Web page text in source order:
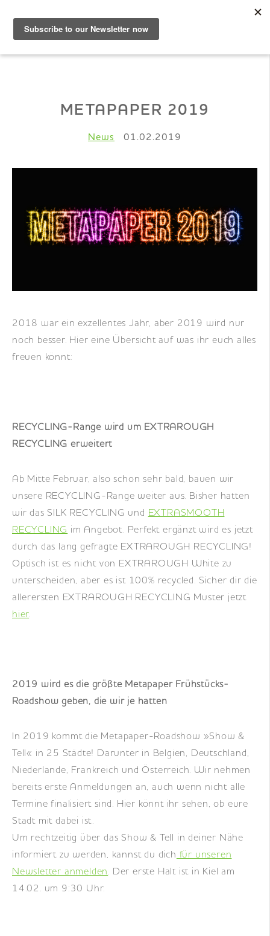
Papiere
Production
Wissen
METAPAPER 2019
News 01.02.2019
2018 war ein exzellentes Jahr, aber 2019 wird nur
noch besser. Hier eine Übersicht auf was ihr euch alles
freuen könnt:
RECYCLING-Range wird um EXTRAROUGH
RECYCLING erweitert
Ab Mitte Februar, also schon sehr bald, bauen wir
unsere RECYCLING-Range weiter aus. Bisher hatten
wir das SILK RECYCLING und EXTRASMOOTH
RECYCLING im Angebot. Perfekt ergänzt wird es jetzt
durch das lang gefragte EXTRAROUGH RECYCLING!
Optisch ist es nicht von EXTRAROUGH White zu
unterscheiden, aber es ist 100% recycled. Sicher dir die
allerersten EXTRAROUGH RECYCLING Muster jetzt
hier.
2019 wird es die größte Metapaper Frühstücks-
Roadshow geben, die wir je hatten
In 2019 kommt die Metapaper-Roadshow »Show &
Tell« in 25 Städte! Darunter in Belgien, Deutschland,
Niederlande, Frankreich und Österreich. Wir nehmen
bereits erste Anmeldungen an, auch wenn nicht alle
Termine finalisiert sind. Hier könnt ihr sehen, ob eure
Stadt mit dabei ist.
Um rechtzeitig über das Show & Tell in deiner Nähe
informiert zu werden, kannst du dich für unseren
Newsletter anmelden. Der erste Halt ist in Kiel am
14.02. um 9:30 Uhr.